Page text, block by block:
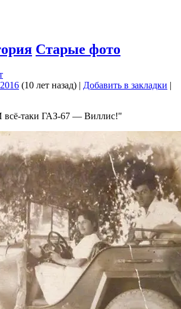
Старые фото
(10 лет назад) | Добавить в закладки |
всё-таки ГАЗ-67 — Виллис!